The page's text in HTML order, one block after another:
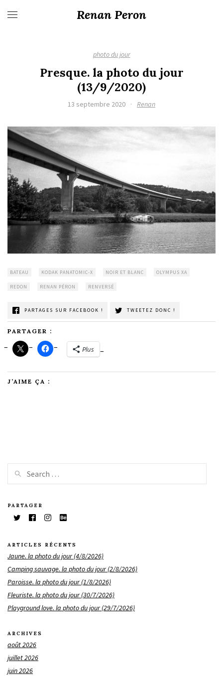
Renan Peron
photo du jour
Presque. la photo du jour
(13/9/2020)
13 septembre 2020 · Renan
BATEAU KODAK PANATOMIC-X NOIR ET BLANC OLYMPUS XA
REDON RENAN PÉRON RENVERSÉ
PARTAGES SUR FACEBOOK ! TWEETEZ DONC !
PARTAGER :
Plus
J’AIME ÇA :
PARTAGER
ARTICLES RÉCENTS
Jaune. la photo du jour (4/8/2026)
Camping sauvage. la photo du jour (2/8/2026)
Paroisse. la photo du jour (1/8/2026)
Fleuriste. la photo du jour (30/7/2026)
Playground love. la photo du jour (29/7/2026)
ARCHIVES
août 2026
juillet 2026
juin 2026